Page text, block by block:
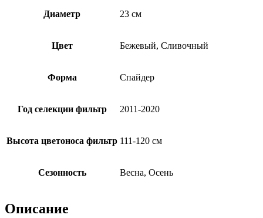
Диаметр 23 см
Цвет Бежевый, Сливочный
Форма Спайдер
Год селекции фильтр 2011-2020
Высота цветоноса фильтр 111-120 см
Сезонность Весна, Осень
Описание